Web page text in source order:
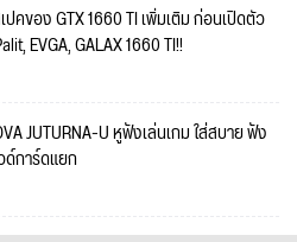
คของ GTX 1660 TI เพิ่มเติม ก่อนเปิดตัว
EVGA, GALAX 1660 TI!!
JUTURNA-U หูฟังเล่นเกม ใส่สบาย ฟัง
ด์การ์ดแยก